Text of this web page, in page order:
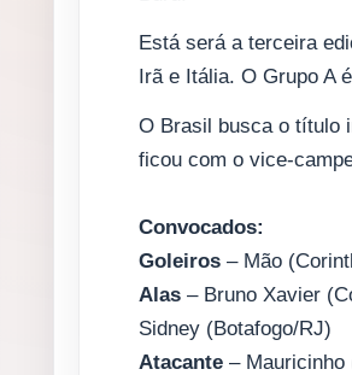
Está será a terceira
Irã e Itália. O Grupo A
O Brasil busca o título
ficou com o vice-
Convocados:
Goleiros – Mão
Alas – Bruno Xavier
Sidney (Botafogo/RJ)
Atacante – Mauricinho